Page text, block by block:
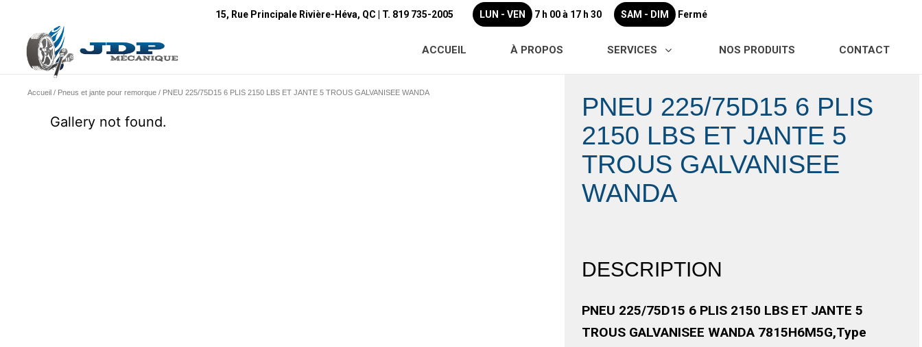
15, Rue Principale Rivière-Héva, QC | T. 819 735-2005 LUN - VEN 7 h 00 à 17 h 30 SAM - DIM Fermé
ACCUEIL À PROPOS SERVICES NOS PRODUITS CONTACT
Accueil / Pneus et jante pour remorque / PNEU 225/75D15 6 PLIS 2150 LBS ET JANTE 5 TROUS GALVANISEE WANDA
Gallery not found.
PNEU 225/75D15 6 PLIS
2150 LBS ET JANTE 5
TROUS GALVANISEE
WANDA
DESCRIPTION
PNEU 225/75D15 6 PLIS 2150 LBS ET JANTE 5
TROUS GALVANISEE WANDA 7815H6M5G,Type